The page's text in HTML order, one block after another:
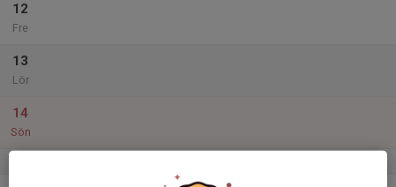
12
Fre
13
Lör
14
Sön